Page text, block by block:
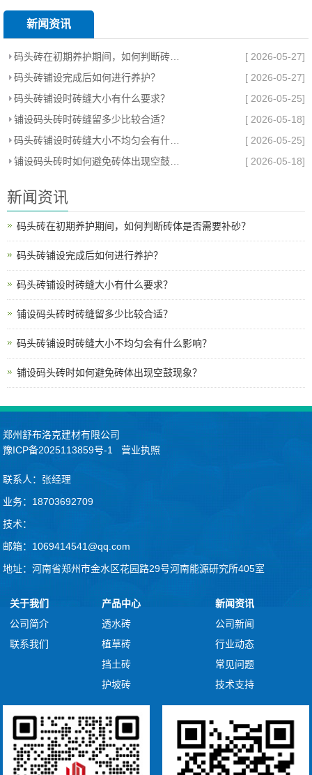
新闻资讯
[ 2026-05-27]
码头砖铺设完成后如何进行养护？
[ 2026-05-27]
码头砖铺设时砖缝大小有什么要求？
[ 2026-05-25]
铺设码头砖时砖缝留多少比较合适？
[ 2026-05-18]
[ 2026-05-25]
[ 2026-05-18]
新闻资讯
码头砖在初期养护期间，如何判断砖体是否需要补砂？
码头砖铺设完成后如何进行养护？
码头砖铺设时砖缝大小有什么要求？
铺设码头砖时砖缝留多少比较合适？
码头砖铺设时砖缝大小不均匀会有什么影响？
铺设码头砖时如何避免砖体出现空鼓现象？
郑州舒布洛克建材有限公司
豫ICP备2025113859号-1
营业执照
联系人：张经理
业务：18703692709
技术：
邮箱：1069414541@qq.com
地址：河南省郑州市金水区花园路29号河南能源研究所405室
关于我们
公司简介
联系我们
产品中心
透水砖
植草砖
挡土砖
护坡砖
新闻资讯
公司新闻
行业动态
常见问题
技术支持